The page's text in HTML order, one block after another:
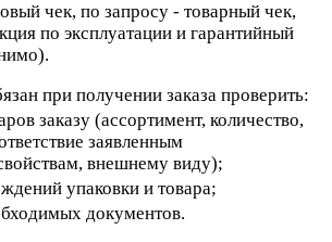
чек, по запросу - товарный чек,
по эксплуатации и гарантийный
при получении заказа проверить:
заказу (ассортимент, количество,
заявленным
внешнему виду);
упаковки и товара;
документов.